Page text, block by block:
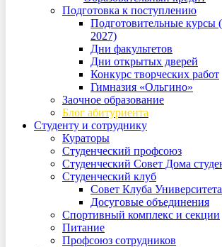
Подготовка к поступлению
Подготовительные курсы
2027)
Дни факультетов
Дни открытых дверей
Конкурс творческих работ
Гимназия «Ольгино»
Заочное образование
Блог абитуриента
Студенту и сотруднику
Кураторы
Студенческий профсоюз
Студенческий Совет Дома
Студенческий клуб
Совет Клуба Университета
Досуговые объединения
Спортивный комплекс и секции
Питание
Профсоюз сотрудников